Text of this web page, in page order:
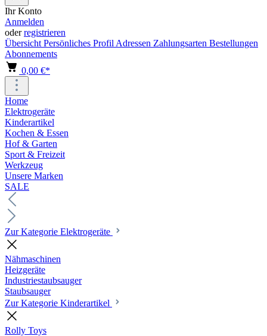
Ihr Konto
Anmelden
oderregistrieren
Übersicht Persönliches Profil Adressen Zahlungsarten Bestellungen
Abonnements
0,00 €*
Home
Elektrogeräte
Kinderartikel
Kochen & Essen
Hof & Garten
Sport & Freizeit
Werkzeug
Unsere Marken
SALE
Zur Kategorie Elektrogeräte
Nähmaschinen
Heizgeräte
Industriestaubsauger
Staubsauger
Zur Kategorie Kinderartikel
Rolly Toys